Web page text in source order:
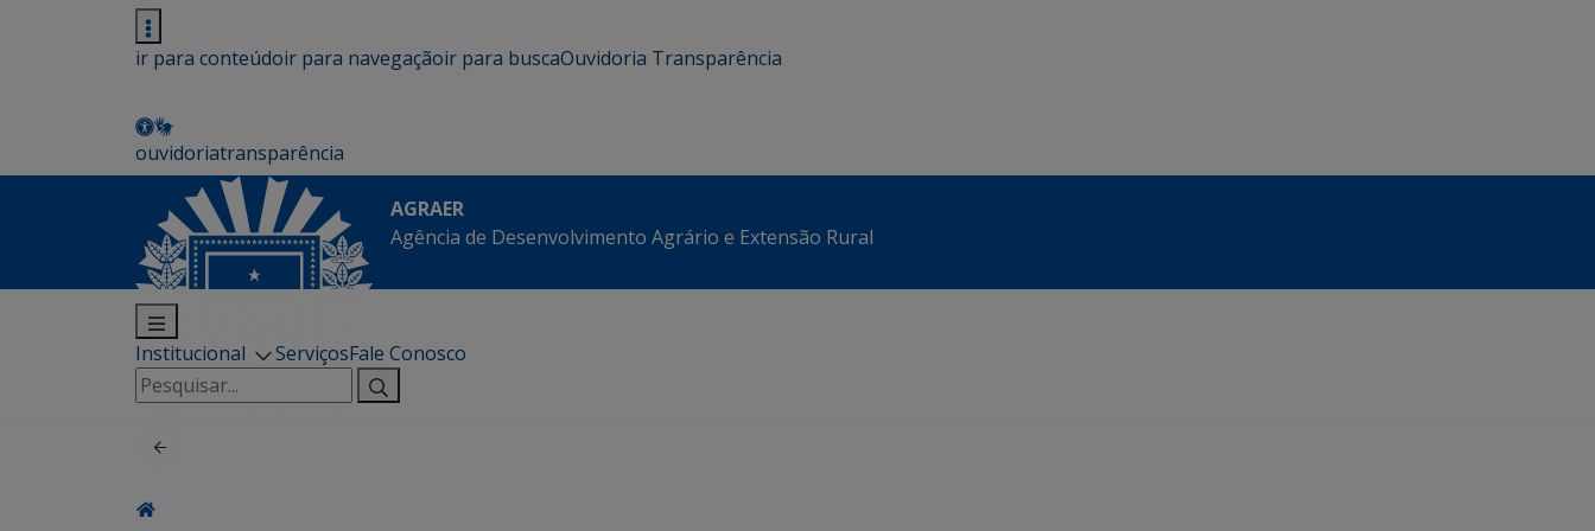
ir para conteúdoir para navegaçãoir para buscaOuvidoria Transparência
ouvidoriatransparência
AGRAER
Agência de Desenvolvimento Agrário e Extensão Rural
Institucional ServiçosFale Conosco
Pesquisar
por: